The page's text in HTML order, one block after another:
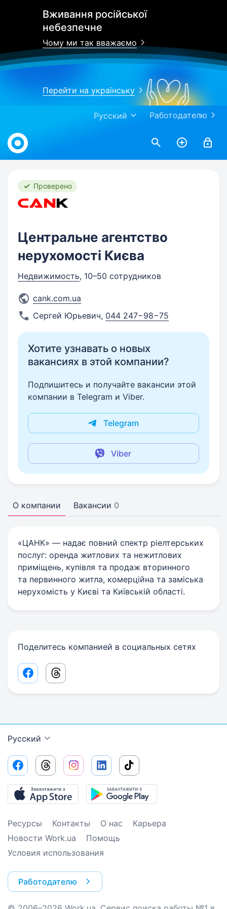
Вживання російської
небезпечне
Чому ми так вважаємо
Перейти на українську
Работодателю
Русский
Work.ua
Проверено
Центральне агентство
нерухомості Києва
Недвижимость, 10–50 сотрудников
cank.com.ua
Сергей Юрьевич, 044 247−98−75
Хотите узнавать о новых
вакансиях в этой компании?
Подпишитесь и получайте вакансии этой
компании в Telegram и Viber.
Telegram
Viber
О компании Вакансии 0
«ЦАНК» — надає повний спектр ріелтерських
послуг: оренда житлових та нежитлових
приміщень, купівля та продаж вторинного
та первинного житла, комерційна та заміська
нерухомість у Києві та Київській області.
Поделитесь компанией в социальных сетях
Facebook share link
Threads share link
Русский
Ресурсы Контакты О нас
Карьера
Новости Work.ua
Помощь
Условия использования
Работодателю